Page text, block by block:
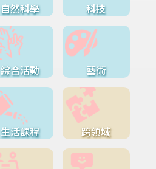
自然科學 科技
綜合活動 藝術
生活課程 跨領域